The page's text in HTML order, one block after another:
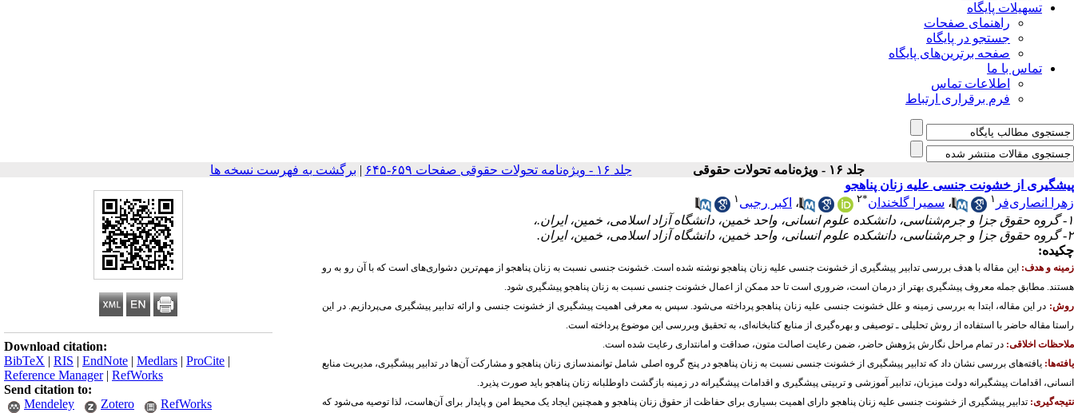
تسهیلات پایگاه
راهنمای صفحات
جستجو در پایگاه
صفحه برترین‌های پایگاه
تماس با ما
اطلاعات تماس
فرم برقراری ارتباط
جلد ۱۶ - ویژه‌نامه تحولات حقوقی جلد ۱۶ - ویژه‌نامه تحولات حقوقی صفحات ۶۵۹-۶۴۵ | برگشت به فهرست نسخه ها
Download citation:
BibTeX | RIS | EndNote | Medlars | ProCite |
Reference Manager| RefWorks
Send citation to:
Mendeley
Zotero RefWorks
پیشگیری از خشونت جنسی علیه زنان پناهجو
زهرا انصاری‌فر ۱ ، سمیرا گلخندان*۲ ، اکبر رجبی ۱
۱- گروه حقوق جزا و جرم‌شناسی، دانشکده علوم انسانی، واحد خمین، دانشگاه آزاد اسلامی، خمین، ایران.،
۲- گروه حقوق جزا و جرم‌شناسی، دانشکده علوم انسانی، واحد خمین، دانشگاه آزاد اسلامی، خمین، ایران.
چکیده:
زمینه و هدف: این مقاله با هدف بررسی تدابیر پیشگیری از خشونت جنسی علیه زنان پناهجو نوشته شده است. خشونت جنسی نسبت به زنان پناهجو از مهم‌ترین دشواری‌های است که با آن رو به رو
هستند. مطابق جمله معروف پیشگیری بهتر از درمان است، ضروری است تا حد ممکن از اعمال خشونت جنسی نسبت به زنان پناهجو پیشگیری شود.
روش: در این مقاله، ابتدا به بررسی زمینه و علل خشونت جنسی علیه زنان پناهجو پرداخته می‌شود. سپس به معرفی اهمیت پیشگیری از خشونت جنسی و ارائه تدابیر پیشگیری می‌پردازیم. در این
راستا مقاله حاضر با استفاده از روش تحلیلی ـ توصیفی و بهره‌گیری از منابع کتابخانه‌ای، به تحقیق وبررسی این موضوع پرداخته است
ملاحظات اخلاقی: در تمام مراحل نگارش پژوهش حاضر، ضمن رعایت اصالت متون، صداقت و امانتداری رعایت شده است.
یافته‌ها: یافته‌های بررسی نشان داد که تدابیر پیشگیری از خشونت جنسی نسبت به زنان پناهجو در پنج گروه اصلی شامل توانمندسازی زنان پناهجو و مشارکت آن‌ها در تدابیر پیشگیری، مدیریت منابع
انسانی، اقدامات پیشگیرانه دولت میزبان، تدابیر آموزشی و تربیتی پیشگیری و اقدامات پیشگیرانه در زمینه بازگشت داوطلبانه زنان پناهجو باید صورت پذیرد.
نتیجه‌گیری: تدابیر پیشگیری از خشونت جنسی علیه زنان پناهجو دارای اهمیت بسیاری برای حفاظت از حقوق زنان پناهجو و همچنین ایجاد یک محیط امن و پایدار برای آن‌هاست، لذا توصیه می‌شود که